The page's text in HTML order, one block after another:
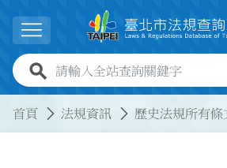
展開選單
全站查詢關鍵字欄位
首頁 法規資訊 歷史法規所有條